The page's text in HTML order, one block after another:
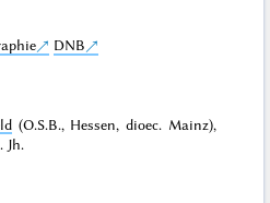
DNB
(O.S.B., Hessen, dioec. Mainz),
Jh.